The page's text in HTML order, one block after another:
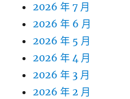
2026 年 7 月
2026 年 6 月
2026 年 5 月
2026 年 4 月
2026 年 3 月
2026 年 2 月